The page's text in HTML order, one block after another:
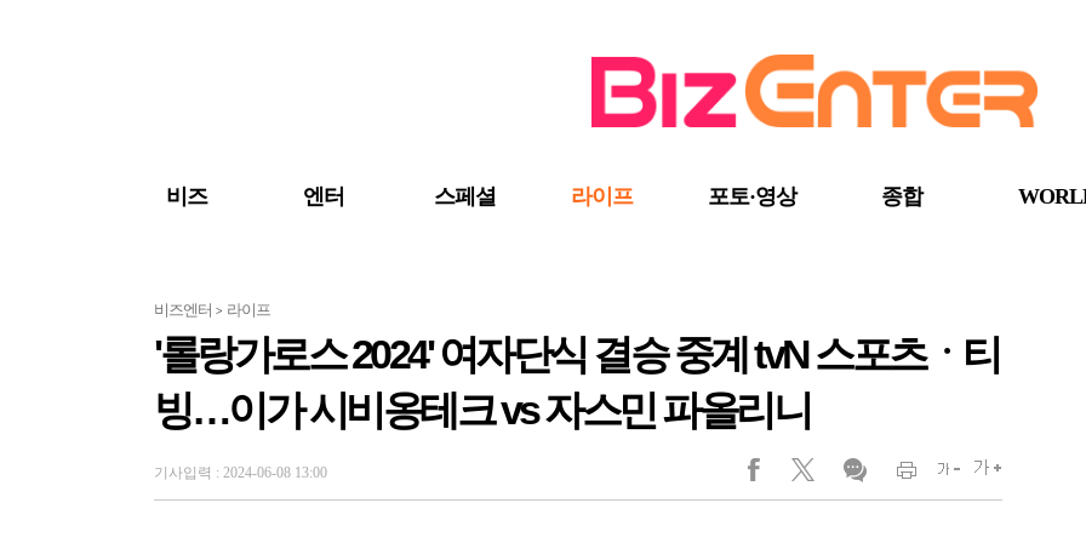
비즈 엔터 스페셜 라이프 포토·영상 종합
비즈엔터 > 라이프
'롤랑가로스 2024' 여자단식 결승 중계 tvN 스포츠ㆍ티
빙…이가 시비옹테크 vs 자스민 파올리니
기사입력 : 2024-06-08 13:00